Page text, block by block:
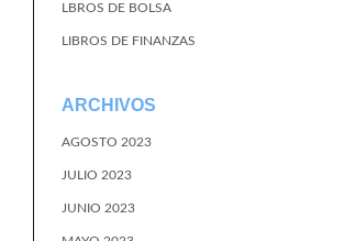
LBROS DE BOLSA
LIBROS DE FINANZAS
ARCHIVOS
AGOSTO 2023
JULIO 2023
JUNIO 2023